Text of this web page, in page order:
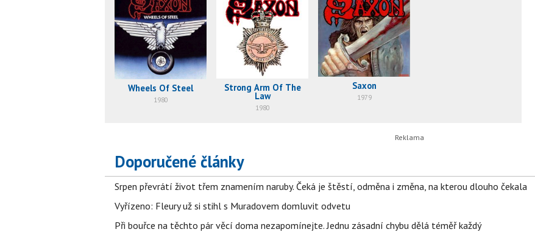
Wheels Of Steel
1980
Strong Arm Of The
Law
1980
Saxon
1979
Doporučené články
Srpen převrátí život třem znamením naruby. Čeká je štěstí, odměna i změna, na kterou dlouho čekala
Vyřízeno: Fleury už si stihl s Muradovem domluvit odvetu
Při bouřce na těchto pár věcí doma nezapomínejte. Jednu zásadní chybu dělá téměř každý